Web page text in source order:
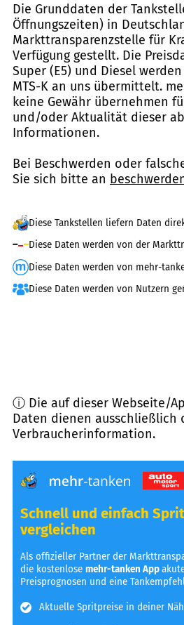
Die Grunddaten der
Öffnungszeiten) in
Markttransparenzstelle für
Verfügung gestellt. Die
Super (E5) und Diesel
MTS-K an uns übermittelt.
keine Gewähr übernehmen
und/oder Aktualität dieser
Informationen.
Bei Beschwerden oder
Sie sich bitte an
Diese Tankstellen liefern Daten
Diese Daten werden von der
Diese Daten werden von mehr-
Diese Daten werden von Nutzern
ⓘ Die auf dieser Webseite/
Daten dienen ausschließlich
Verbraucherinformation.
Schnell und einfach
vergleichen
Als offizieller Partner der
die kostenlosemehr-tanken App
Preisprognosen und eine
Aktuelle Spritpreise in deiner